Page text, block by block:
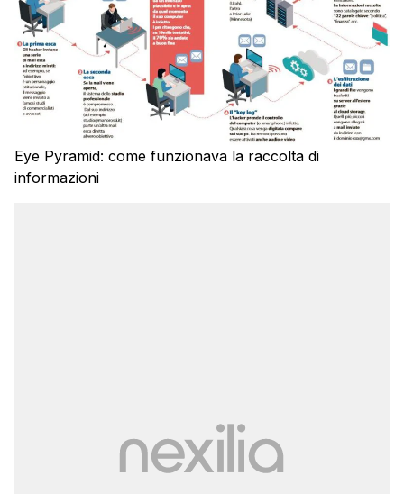
Eye Pyramid: come funzionava la raccolta di
informazioni